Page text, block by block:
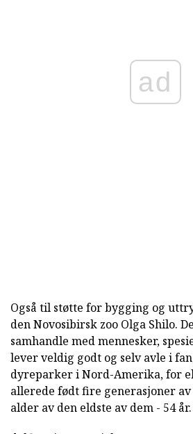
ad
Også til støtte for bygging og
den Novosibirsk zoo Olga Shilo.
samhandle med mennesker,
lever veldig godt og selv avle i
dyreparker i Nord-Amerika, for
allerede født fire generasjoner
alder av den eldste av dem - 54 år.